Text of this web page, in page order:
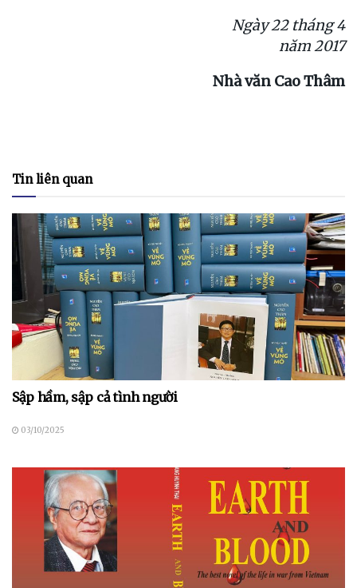
Ngày 22 tháng 4
năm 2017
Nhà văn Cao Thâm
Tin liên quan
Sập hầm, sập cả tình người
03/10/2025